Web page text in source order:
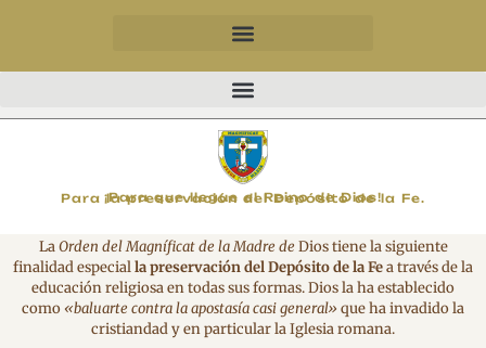
Para la preservación del Depósito de la Fe.
¡Para que llegue el Reino de Dios!
MAGNIFICAT
LaOrden del Magníficat de la Madre deDios tiene la siguiente
finalidad especialla preservación del Depósito de la Fea través de la
educación religiosa en todas sus formas. Dios la ha establecido
como «baluarte contra la apostasía casi general» que ha invadido la
cristiandad y en particular la Iglesia romana.